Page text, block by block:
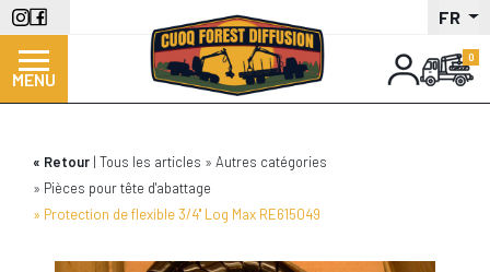
Aller
au
contenu
principal
FR
MENU
Retour Tous les articles
Autres catégories
Pièces pour tête d'abattage
Protection de flexible 3/4'' Log Max RE615049